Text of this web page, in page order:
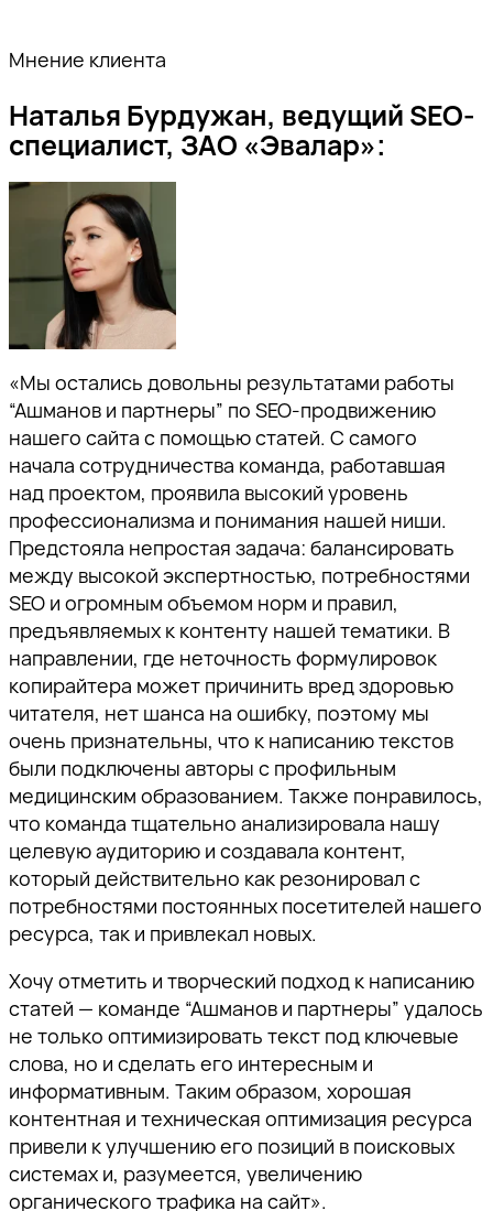
Мнение клиента
Наталья Бурдужан, ведущий SEO-
специалист, ЗАО «Эвалар»:
«Мы остались довольны результатами работы
“Ашманов и партнеры” по SEO-продвижению
нашего сайта с помощью статей. С самого
начала сотрудничества команда, работавшая
над проектом, проявила высокий уровень
профессионализма и понимания нашей ниши.
Предстояла непростая задача: балансировать
между высокой экспертностью, потребностями
SEO и огромным объемом норм и правил,
предъявляемых к контенту нашей тематики. В
направлении, где неточность формулировок
копирайтера может причинить вред здоровью
читателя, нет шанса на ошибку, поэтому мы
очень признательны, что к написанию текстов
были подключены авторы с профильным
медицинским образованием. Также понравилось,
что команда тщательно анализировала нашу
целевую аудиторию и создавала контент,
который действительно как резонировал с
потребностями постоянных посетителей нашего
ресурса, так и привлекал новых.
Хочу отметить и творческий подход к написанию
статей — команде “Ашманов и партнеры” удалось
не только оптимизировать текст под ключевые
слова, но и сделать его интересным и
информативным. Таким образом, хорошая
контентная и техническая оптимизация ресурса
привели к улучшению его позиций в поисковых
системах и, разумеется, увеличению
органического трафика на сайт».
Спасибо за подписку!
Мы отправили вам
проверочное письмо —
Спасибо за подписку!
Мы отправили вам
проверочное письмо —
Спасибо!
Наш специалист свяжется с вами в
ближайшее время.
Подпишитесь, чтобы получать
тщательно отобранную экспертную
информацию о продвижении
Спасибо за подписку!
Мы отправили вам
проверочное письмо —